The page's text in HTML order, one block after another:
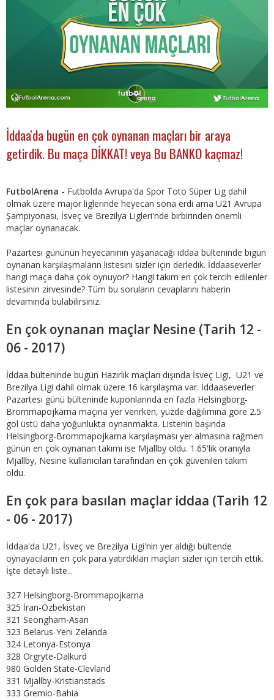
İddaa'da bugün en çok oynanan maçları bir araya
getirdik. Bu maça DİKKAT! veya Bu BANKO kaçmaz!
FutbolArena - Futbolda Avrupa'da Spor Toto Süper Lig dahil
olmak üzere major liglerinde heyecan sona erdi ama U21 Avrupa
Şampiyonası, İsveç ve Brezilya Ligleri'nde birbirinden önemli
maçlar oynanacak.
Pazartesi gününün heyecanının yaşanacağı iddaa bülteninde bıgün
oynanan karşılaşmaların listesini sizler için derledik. İddaaseverler
hangi maça daha çok oynuyor? Hangi takım en çok tercih edilenler
listesinin zirvesinde? Tüm bu soruların cevaplarını haberin
devamında bulabilirsiniz.
En çok oynanan maçlar Nesine (Tarih 12 -
06 - 2017)
İddaa bülteninde bugün Hazırlık maçları dışında İsveç Ligi, U21 ve
Brezilya Ligi dahil olmak üzere 16 karşılaşma var. İddaaseverler
Pazartesi günü bülteninde kuponlarında en fazla Helsingborg-
Brommapojkarna maçına yer verirken, yüzde dağılımına göre 2.5
gol üstü daha yoğunlukta oynanmakta. Listenin başında
Helsingborg-Brommapojkarna karşılaşması yer almasına rağmen
günün en çok oynanan takımı ise Mjallby oldu. 1.65'lik oranıyla
Mjallby, Nesine kullanıcıları tarafından en çok güvenilen takım
oldu.
En çok para basılan maçlar iddaa (Tarih 12
- 06 - 2017)
İddaa'da U21, İsveç ve Brezilya Ligi'nin yer aldığı bültende
oynayacıların en çok para yatırdıkları maçları sizler için tercih ettik.
İşte detaylı liste...
327 Helsingborg-Brommapojkarna
325 İran-Özbekistan
321 Seongham-Asan
323 Belarus-Yeni Zelanda
324 Letonya-Estonya
328 Orgryte-Dalkurd
980 Golden State-Clevland
331 Mjallby-Kristianstads
333 Gremio-Bahia